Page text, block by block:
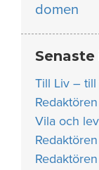
domen
Till Liv – till
Vila och